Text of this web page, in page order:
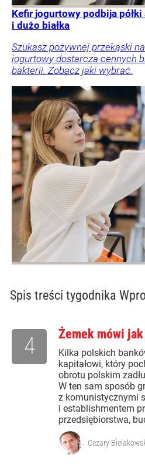
Kefir jogurtowy podbija
i dużo białka
Szukasz pożywnej przekąski
jogurtowy dostarcza cennych
bakterii. Zobacz jaki wybrać.
Spis treści tygodnika
Żemek mówi
Kilka polskich
kapitałowi, który
obrotu polskim
W ten sam sposób
z komunistycznymi
i establishmentem
przedsiębiorstwa,
4
Cezary